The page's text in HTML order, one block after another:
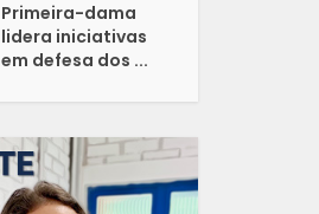
Primeira-dama
lidera iniciativas
em defesa dos ...